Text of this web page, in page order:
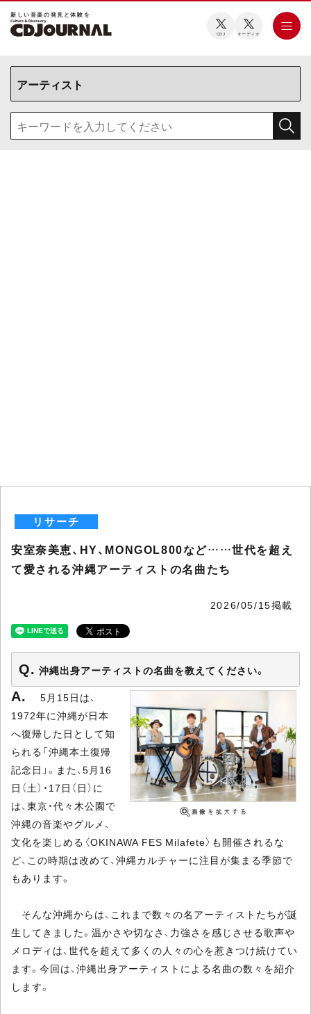
新しい⾳楽の発⾒と体験を
CDJ オーディオ
リサーチ
安室奈美恵、HY、MONGOL800など……世代を超え
て愛される沖縄アーティストの名曲たち
2026/05/15掲載
沖縄出身アーティストの名曲を教えてください。
5月15日は、
1972年に沖縄が日本
へ復帰した日として知
られる「沖縄本土復帰
記念日」。また、5月16
日（土）・17日（日）に
は、東京・代々木公園で
沖縄の音楽やグルメ、
文化を楽しめる〈OKINAWA FES Milafete〉も開催されるな
ど、この時期は改めて、沖縄カルチャーに注目が集まる季節で
もあります。
そんな沖縄からは、これまで数々の名アーティストたちが誕
生してきました。温かさや切なさ、力強さを感じさせる歌声や
メロディは、世代を超えて多くの人々の心を惹きつけ続けてい
ます。今回は、沖縄出身アーティストによる名曲の数々を紹介
します。